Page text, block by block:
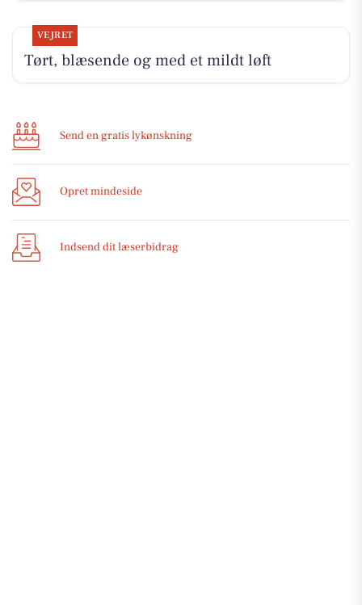
VEJRET
Tørt, blæsende og med et mildt løft
Send en gratis lykønskning
Opret mindeside
Indsend dit læserbidrag